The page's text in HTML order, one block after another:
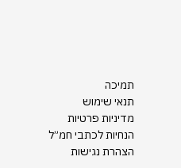
תמיכה
תנאי שימוש
מדיניות פרטיות
הנחיות לכתבי חמ״ל
הצהרת נגישות